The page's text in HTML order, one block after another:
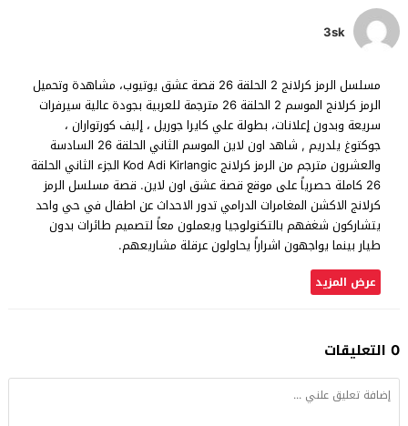
3sk
مسلسل الرمز كرلانج 2 الحلقة 26 قصة عشق يوتيوب، مشاهدة وتحميل
الرمز كرلانج الموسم 2 الحلقة 26 مترجمة للعربية بجودة عالية سيرفرات
سريعة وبدون إعلانات، بطولة علي كايرا جوريل ، إليف كورتواران ،
جوكتوغ يلدريم , شاهد اون لاين الموسم الثاني الحلقة 26 السادسة
والعشرون مترجم من الرمز كرلانج Kod Adi Kirlangic الجزء الثاني الحلقة
26 كاملة حصرياً على موقع قصة عشق اون لاين. قصة مسلسل الرمز
كرلانج الاكشن المغامرات الدرامي تدور الاحداث عن اطفال في حي واحد
يتشاركون شغفهم بالتكنولوجيا ويعملون معاً لتصميم طائرات بدون
طيار بينما يواجهون اشراراً يحاولون عرقلة مشاريعهم.
عرض المزيد
0 التعليقات